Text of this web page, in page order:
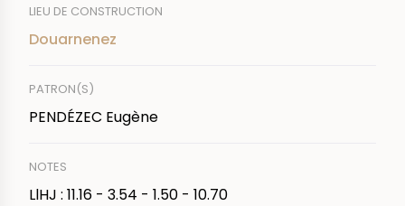
LIEU DE CONSTRUCTION
Douarnenez
PATRON(S)
PENDÉZEC Eugène
NOTES
LlHJ : 11.16 - 3.54 - 1.50 - 10.70